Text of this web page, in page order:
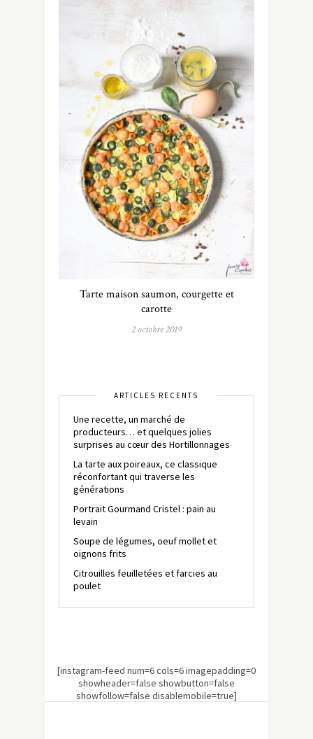
Tarte maison saumon, courgette et
carotte
2 octobre 2019
ARTICLES RÉCENTS
Une recette, un marché de
producteurs… et quelques jolies
surprises au cœur des Hortillonnages
La tarte aux poireaux, ce classique
réconfortant qui traverse les
générations
Portrait Gourmand Cristel : pain au
levain
Soupe de légumes, oeuf mollet et
oignons frits
Citrouilles feuilletées et farcies au
poulet
[instagram-feed num=6 cols=6 imagepadding=0
showheader=false showbutton=false
showfollow=false disablemobile=true]